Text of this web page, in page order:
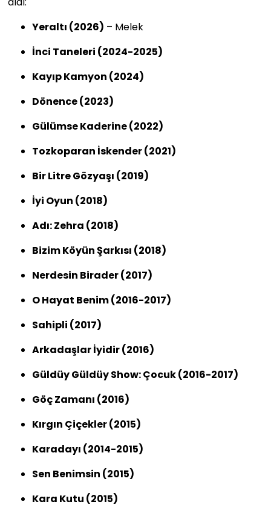
Yeraltı (2026) – Melek
İnci Taneleri (2024-2025)
Kayıp Kamyon (2024)
Dönence (2023)
Gülümse Kaderine (2022)
Tozkoparan İskender (2021)
Bir Litre Gözyaşı (2019)
İyi Oyun (2018)
Adı: Zehra (2018)
Bizim Köyün Şarkısı (2018)
Nerdesin Birader (2017)
O Hayat Benim (2016-2017)
Sahipli (2017)
Arkadaşlar İyidir (2016)
Güldüy Güldüy Show: Çocuk (2016-2017)
Göç Zamanı (2016)
Kırgın Çiçekler (2015)
Karadayı (2014-2015)
Sen Benimsin (2015)
Kara Kutu (2015)